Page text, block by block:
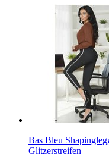
Bas Bleu
Glitzerstreifen